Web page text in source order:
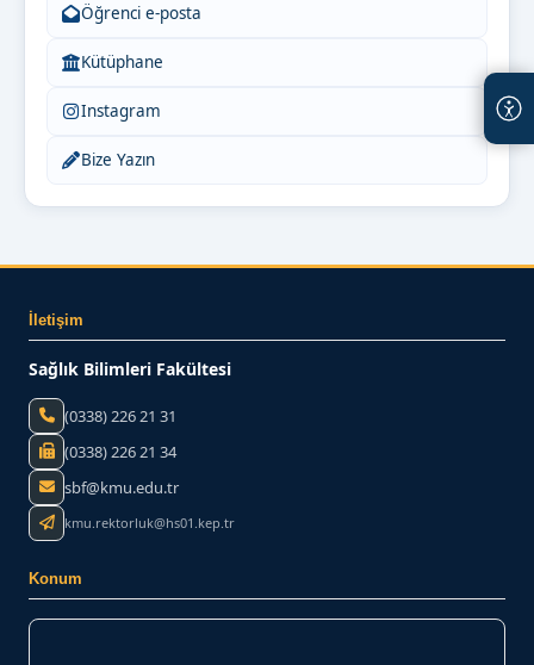
Öğrenci e-posta
Kütüphane
Instagram
Bize Yazın
İletişim
Sağlık Bilimleri Fakültesi
(0338) 226 21 31
(0338) 226 21 34
sbf@kmu.edu.tr
kmu.rektorluk@hs01.kep.tr
Konum